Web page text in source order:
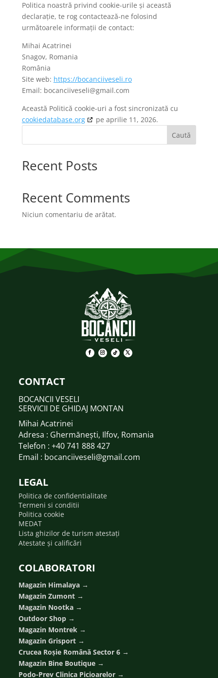
Politica noastră privind cookie-urile și această
declarație, te rog contactează-ne folosind
următoarele informații de contact:
Mihai Acatrinei
Snagov, Romania
România
Site web: https://bocanciiveseli.ro
Email: bocanciiveseli@gmail.com
Această Politică cookie-uri a fost sincronizată cu
cookiedatabase.org
pe aprilie 11, 2026.
Caută
Recent Posts
Recent Comments
Niciun comentariu de arătat.
CONTACT
BOCANCII VESELI
SERVICII DE GHIDAJ MONTAN
Mihai Acatrinei
Adresa : Ghermănești, Ilfov, Romania
Telefon : +40741 888 427
Email : bocanciiveseli@gmail.com
LEGAL
Politica de confidentialitate
Termeni si conditii
Politica cookie
MEDAT
Lista ghizilor de turism atestați
Atestate și calificări
COLABORATORI
Magazin Himalaya →
Magazin Zumont →
Magazin Nootka →
Outdoor Shop →
Magazin Montrek →
Magazin Grisport →
Crucea Roșie Română Sector 6 →
Magazin Bine Boutique →
Podo-Prev Clinica Picioarelor →